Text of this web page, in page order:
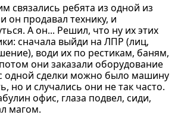
связались ребята из одной из
он продавал технику, и
А он... Решил, что ну их этих
сначала выйди на ЛПР (лиц,
води их по рестикам, баням,
они заказали оборудование
одной сделки можно было машину
но и случались они не так часто.
офис, глаза подвел, сиди,
магом.